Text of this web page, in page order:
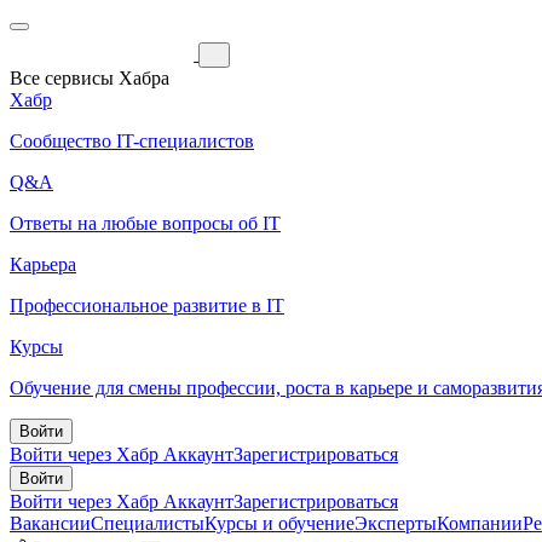
Все сервисы Хабра
Хабр
Сообщество IT-специалистов
Q&A
Ответы на любые вопросы об IT
Карьера
Профессиональное развитие в IT
Курсы
Обучение для смены профессии, роста в карьере и
Войти
Войти через Хабр АккаунтЗарегистрироваться
Войти
Войти через Хабр АккаунтЗарегистрироваться
ВакансииСпециалистыКурсы и обучениеЭкспертыКомпании